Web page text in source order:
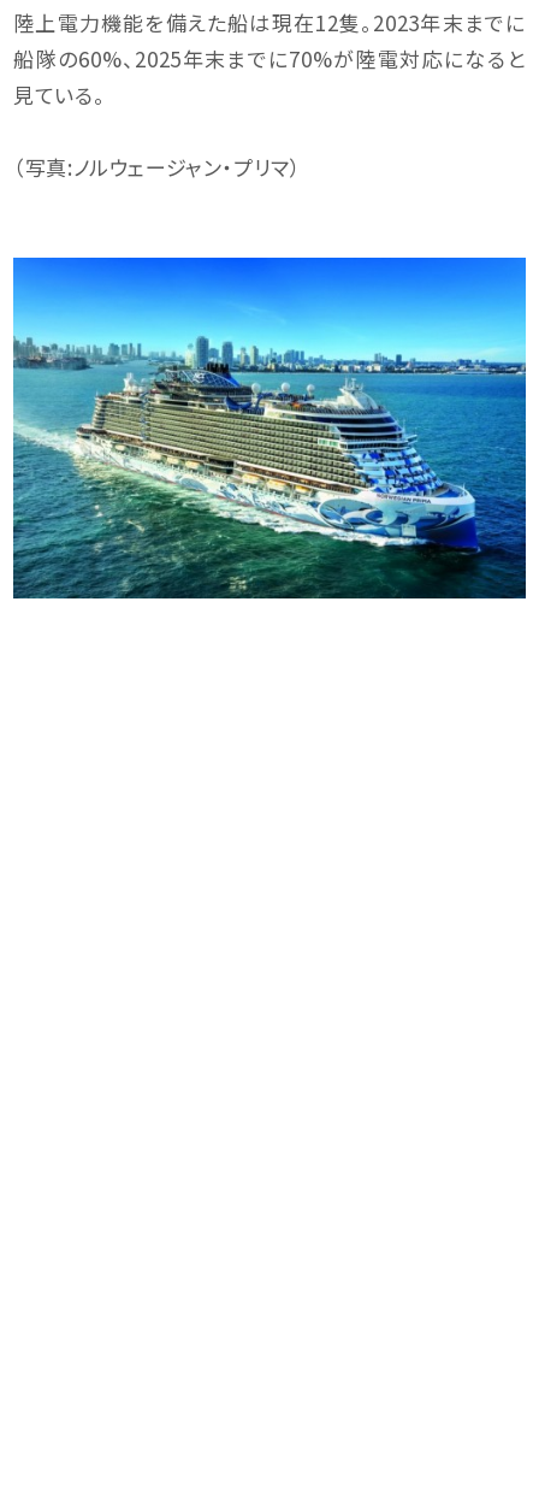
陸上電力機能を備えた船は現在12隻。2023年末までに
船隊の60%、2025年末までに70%が陸電対応になると
見ている。
（写真:ノルウェージャン・プリマ）